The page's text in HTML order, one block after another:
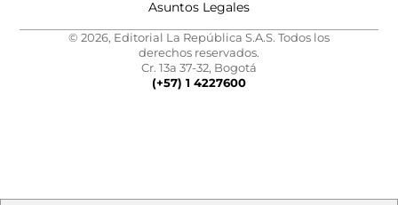
Asuntos Legales
© 2026, Editorial La República S.A.S. Todos los
derechos reservados.
Cr. 13a 37-32, Bogotá
(+57) 1 4227600